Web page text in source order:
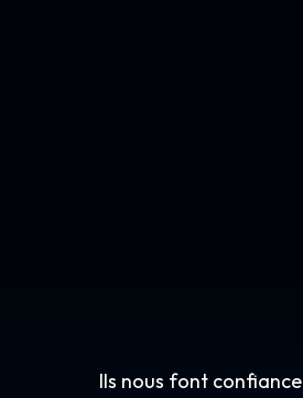
Ils nous font confiance